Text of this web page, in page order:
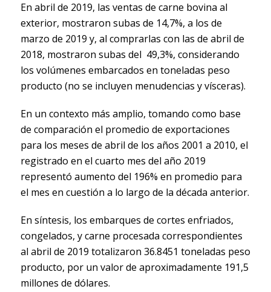
En abril de 2019, las ventas de carne bovina al
exterior, mostraron subas de 14,7%, a los de
marzo de 2019 y, al comprarlas con las de abril de
2018, mostraron subas del 49,3%, considerando
los volúmenes embarcados en toneladas peso
producto (no se incluyen menudencias y vísceras).
En un contexto más amplio, tomando como base
de comparación el promedio de exportaciones
para los meses de abril de los años 2001 a 2010, el
registrado en el cuarto mes del año 2019
representó aumento del 196% en promedio para
el mes en cuestión a lo largo de la década anterior.
En síntesis, los embarques de cortes enfriados,
congelados, y carne procesada correspondientes
al abril de 2019 totalizaron 36.8451 toneladas peso
producto, por un valor de aproximadamente 191,5
millones de dólares.